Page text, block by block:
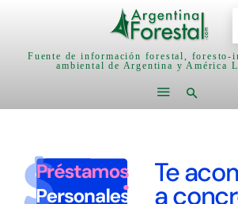
Fuente de información forestal, foresto-
ambiental de Argentina y América